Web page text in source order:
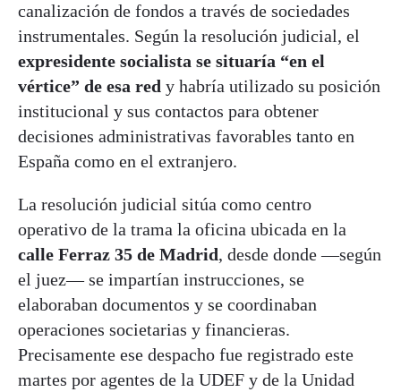
canalización de fondos a través de sociedades
instrumentales. Según la resolución judicial, el
expresidente socialista se situaría “en el
vértice” de esa red y habría utilizado su posición
institucional y sus contactos para obtener
decisiones administrativas favorables tanto en
España como en el extranjero.
La resolución judicial sitúa como centro
operativo de la trama la oficina ubicada en la
calle Ferraz 35 de Madrid, desde donde —según
el juez— se impartían instrucciones, se
elaboraban documentos y se coordinaban
operaciones societarias y financieras.
Precisamente ese despacho fue registrado este
martes por agentes de la UDEF y de la Unidad